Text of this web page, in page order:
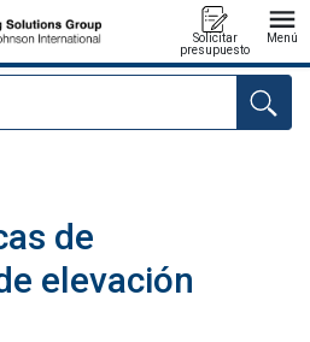
Solicitar
presupuesto
Menú
de
elevación